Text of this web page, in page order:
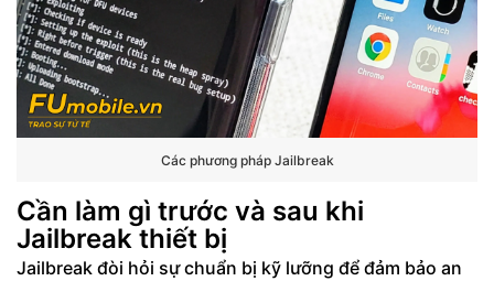
Các phương pháp Jailbreak
Cần làm gì trước và sau khi
Jailbreak thiết bị
Jailbreak đòi hỏi sự chuẩn bị kỹ lưỡng để đảm bảo an